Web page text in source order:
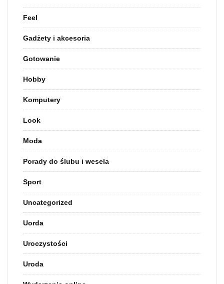
Feel
Gadżety i akcesoria
Gotowanie
Hobby
Komputery
Look
Moda
Porady do ślubu i wesela
Sport
Uncategorized
Uorda
Uroczystości
Uroda